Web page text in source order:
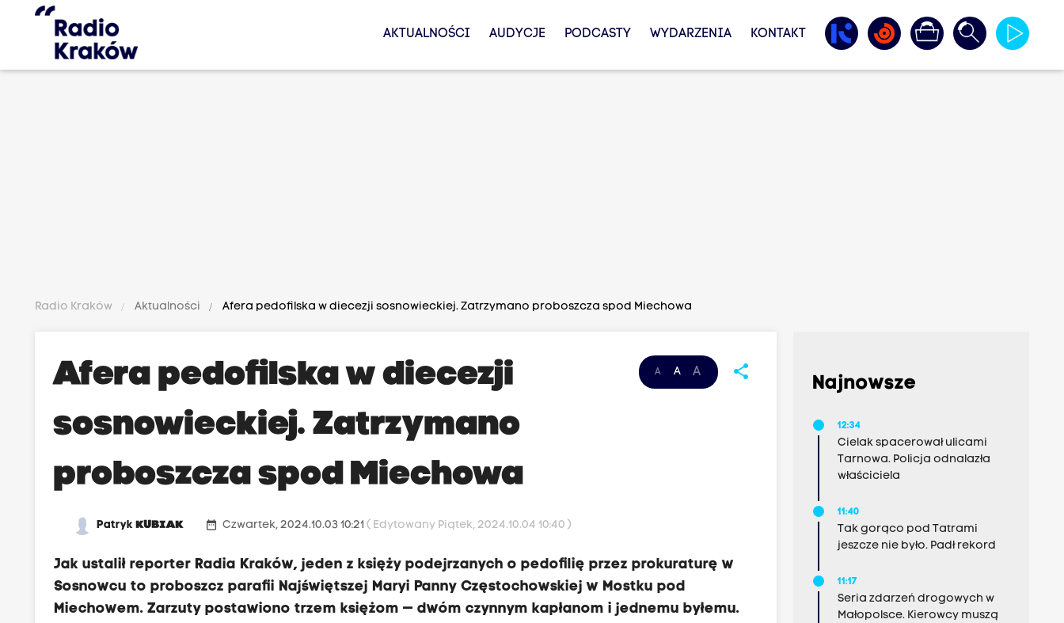
AKTUALNOŚCI AUDYCJE PODCASTY WYDARZENIA KONTAKT
Radio Kraków Aktualności Afera pedofilska w diecezji sosnowieckiej. Zatrzymano proboszcza spod Miechowa
A A A share
Afera pedofilska w diecezji
sosnowieckiej. Zatrzymano
proboszcza spod Miechowa
PatrykKUBIAK date_range Czwartek, 2024.10.03 10:21( Edytowany Piątek, 2024.10.04 10:40 )
Jak ustalił reporter Radia Kraków, jeden z księży podejrzanych o pedofilię przez prokuraturę w
Sosnowcu to proboszcz parafii Najświętszej Maryi Panny Częstochowskiej w Mostku pod
Miechowem. Zarzuty postawiono trzem księżom — dwóm czynnym kapłanom i jednemu byłemu.
Najnowsze
12:34
Cielak spacerował ulicami
Tarnowa. Policja odnalazła
właściciela
11:40
Tak gorąco pod Tatrami
jeszcze nie było. Padł rekord
11:17
Seria zdarzeń drogowych w
Małopolsce. Kierowcy muszą